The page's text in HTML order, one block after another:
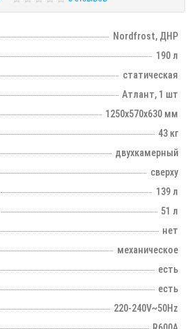
Nordfrost, ДНР
190 л
статическая
Атлант, 1 шт
1250х570х630 мм
43 кг
двухкамерный
сверху
139 л
51 л
нет
механическое
есть
есть
220-240V~50Hz